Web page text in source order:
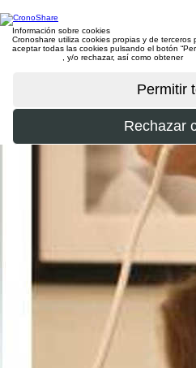
Información sobre cookies
Cronoshare utiliza cookies propias y de
aceptar todas las cookies pulsando el botón
, y/o rechazar, así como obtener